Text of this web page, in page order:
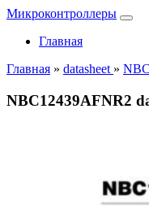
Микроконтроллеры
Главная
Главная » datasheet »
NBC12439AFNR2